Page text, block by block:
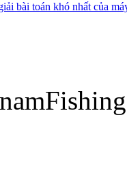
bài toán khó nhất của